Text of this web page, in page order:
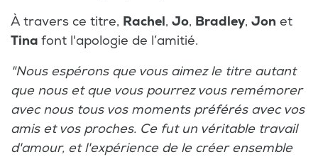
À travers ce titre, Rachel, Jo, Bradley, Jon et
Tina font l'apologie de l’amitié.
"Nous espérons que vous aimez le titre autant
que nous et que vous pourrez vous remémorer
avec nous tous vos moments préférés avec vos
amis et vos proches. Ce fut un véritable travail
d'amour, et l'expérience de le créer ensemble